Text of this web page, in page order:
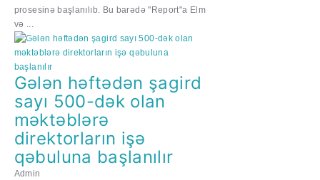
prosesinə başlanılıb. Bu barədə "Report"a Elm
və ...
Gələn həftədən şagird
sayı 500-dək olan
məktəblərə
direktorların işə
qəbuluna başlanılır
Admin